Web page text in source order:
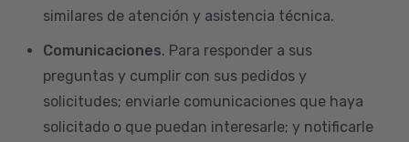
similares de atención y asistencia técnica.
Comunicaciones. Para responder a sus
preguntas y cumplir con sus pedidos y
solicitudes; enviarle comunicaciones que haya
solicitado o que puedan interesarle; y notificarle